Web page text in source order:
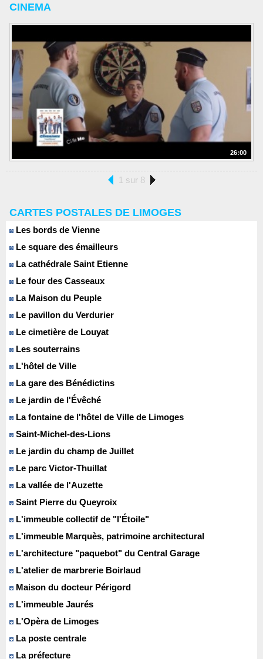
CINEMA
26:00
1 sur 8
CARTES POSTALES DE LIMOGES
Les bords de Vienne
Le square des émailleurs
La cathédrale Saint Etienne
Le four des Casseaux
La Maison du Peuple
Le pavillon du Verdurier
Le cimetière de Louyat
Les souterrains
L'hôtel de Ville
La gare des Bénédictins
Le jardin de l'Évêché
La fontaine de l'hôtel de Ville de Limoges
Saint-Michel-des-Lions
Le jardin du champ de Juillet
Le parc Victor-Thuillat
La vallée de l'Auzette
Saint Pierre du Queyroix
L'immeuble collectif de "l'Étoile"
L'immeuble Marquès, patrimoine architectural
L'architecture "paquebot" du Central Garage
L'atelier de marbrerie Boirlaud
Maison du docteur Périgord
L'immeuble Jaurés
L'Opèra de Limoges
La poste centrale
La préfecture